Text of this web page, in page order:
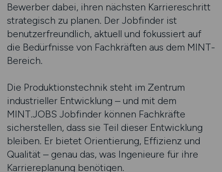
Bewerber dabei, ihren nächsten Karriereschritt
strategisch zu planen. Der Jobfinder ist
benutzerfreundlich, aktuell und fokussiert auf
die Bedürfnisse von Fachkräften aus dem MINT-
Bereich.
Die Produktionstechnik steht im Zentrum
industrieller Entwicklung – und mit dem
MINT.JOBS Jobfinder können Fachkräfte
sicherstellen, dass sie Teil dieser Entwicklung
bleiben. Er bietet Orientierung, Effizienz und
Qualität – genau das, was Ingenieure für ihre
Karriereplanung benötigen.